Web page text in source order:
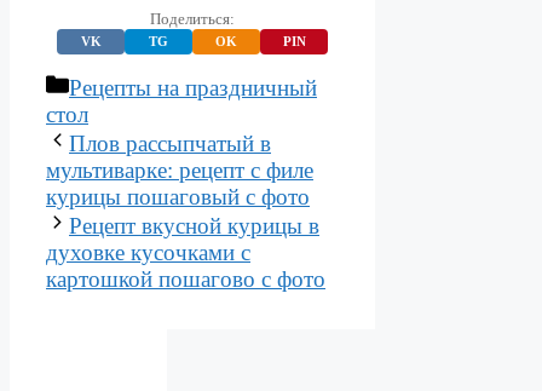
Поделиться:
VK TG OK PIN
Рубрики
Рецепты на праздничный
стол
Плов рассыпчатый в
мультиварке: рецепт с филе
курицы пошаговый с фото
Рецепт вкусной курицы в
духовке кусочками с
картошкой пошагово с фото